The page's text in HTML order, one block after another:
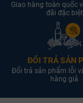
Giao hàng toàn quốc
đãi đặc biệt
ĐỔI TRẢ SẢN
Đổi trả sản phẩm lỗi
hàng giả